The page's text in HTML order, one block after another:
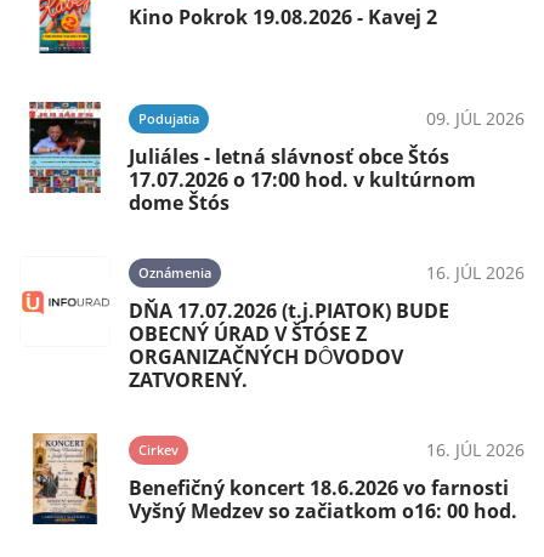
Kino Pokrok 19.08.2026 - Kavej 2
Podujatia 09. JÚL 2026
Juliáles - letná slávnosť obce Štós
17.07.2026 o 17:00 hod. v kultúrnom
dome Štós
Oznámenia 16. JÚL 2026
DŇA 17.07.2026 (t.j.PIATOK) BUDE
OBECNÝ ÚRAD V ŠTÓSE Z
ORGANIZAČNÝCH DȎVODOV
ZATVORENÝ.
Cirkev 16. JÚL 2026
Benefičný koncert 18.6.2026 vo farnosti
Vyšný Medzev so začiatkom o16: 00 hod.